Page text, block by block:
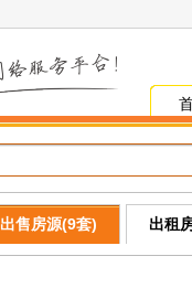
出售房源(9套) 出租